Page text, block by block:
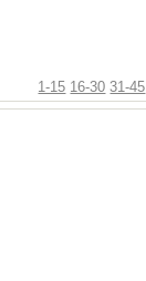
1-15 16-30 31-45